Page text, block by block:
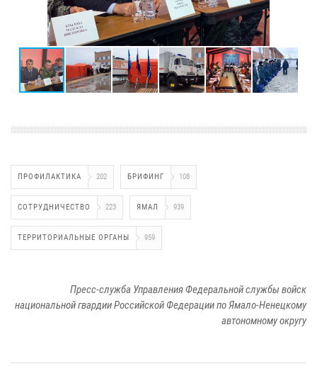
ПРОФИЛАКТИКА 202 БРИФИНГ 108
СОТРУДНИЧЕСТВО 223 ЯМАЛ 939
ТЕРРИТОРИАЛЬНЫЕ ОРГАНЫ 959
Пресс-служба Управления Федеральной службы войск
национальной гвардии Российской Федерации по Ямало-Ненецкому
автономному округу